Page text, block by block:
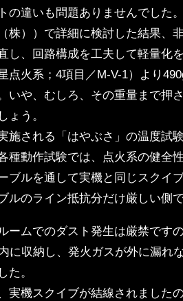
の違いも問題ありませんでした
株））で詳細に検討した結果、
し、回路構成を工夫して軽量化
点火系；4項目／M-V-1）より
いや、むしろ、その重量まで押
ょう。
施される「はやぶさ」の温度試
種動作試験では、点火系の健全
ブルを通して実機と同じスクイ
ルのライン抵抗分だけ厳しい側
ームでのダスト発生は厳禁です
に収納し、発火ガスが外に漏れ
た。
実機スクイブが結線されました